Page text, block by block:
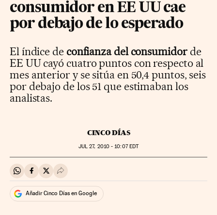
consumidor en EE UU cae
por debajo de lo esperado
El índice de confianza del consumidor de
EE UU cayó cuatro puntos con respecto al
mes anterior y se sitúa en 50,4 puntos, seis
por debajo de los 51 que estimaban los
analistas.
CINCO DÍAS
JUL 27, 2010 - 10:07EDT
Compartir en Whatsapp
Compartir en Facebook
Compartir en Twitter
Desplegar Redes Sociales
Añadir Cinco Días en Google